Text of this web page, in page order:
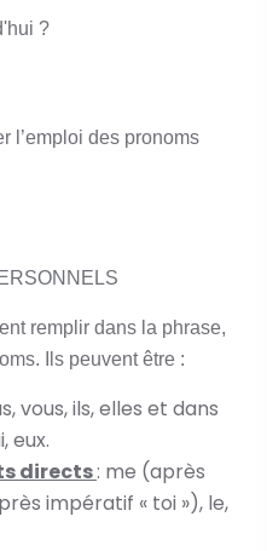
?
l’emploi des pronoms
remplir dans la phrase,
Ils peuvent être :
vous, ils, elles et dans
eux.
directs: me (après
impératif « toi »), le,